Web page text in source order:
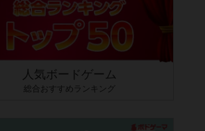
人気ボードゲーム
総合おすすめランキング